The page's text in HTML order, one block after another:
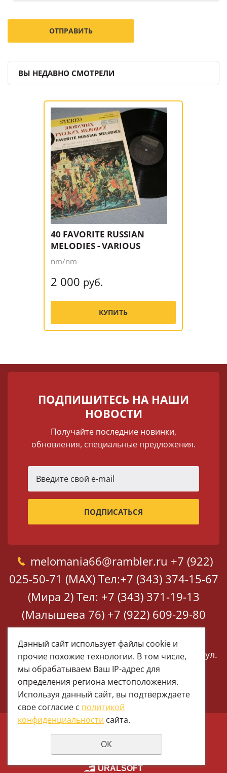
ВЫ НЕДАВНО СМОТРЕЛИ
40 FAVORITE RUSSIAN
MELODIES - VARIOUS
nm/nm
2 000 руб.
КУПИТЬ
ПОДПИШИТЕСЬ НА НАШИ
НОВОСТИ
Получайте последние новинки,
обновления, специальные предложения.
melomania66@rambler.ru +7 (922)
025-50-71 (MAX) Тел:+7 (343) 374-15-67
(Мира 2) Тел: +7 (343) 371-19-13
(Малышева 76) +7 (922) 609-29-80
(MAX)
Екатеринбург, ул. Мира 2
Екатеринбург, ул.
Малышева 76
© 1997 - 2026 Меломания
Политика конфиденциальности
URALSOFT
Данный сайт использует файлы cookie и
прочие похожие технологии. В том числе,
мы обрабатываем Ваш IP-адрес для
определения региона местоположения.
Используя данный сайт, вы подтверждаете
свое согласие с политикой
конфиденциальности сайта.
ОК